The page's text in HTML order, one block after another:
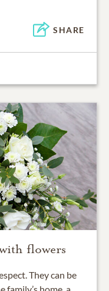
SHARE
flowers
They can be
family’s home, a